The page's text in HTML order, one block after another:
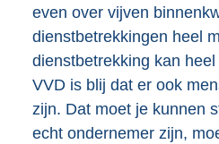
even over vijven binnen
dienstbetrekkingen heel
dienstbetrekking kan
VVD is blij dat er ook
zijn. Dat moet je kunnen
echt ondernemer zijn,